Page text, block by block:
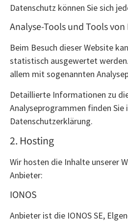
Datenschutz können Sie sich
Analyse-Tools und Tools
Beim Besuch dieser Website
statistisch ausgewertet
allem mit sogenannten
Detaillierte Informationen zu
Analyseprogrammen finden Sie
Datenschutzerklärung.
2. Hosting
Wir hosten die Inhalte unserer
Anbieter:
IONOS
Anbieter ist die IONOS SE,